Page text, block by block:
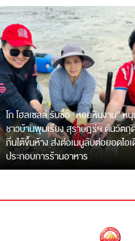
โก โฮลเซลล์ รับซื้อ “หอยหินงาม” ห
ชาวบ้านพุมเรียง สุราษฎร์ฯ ดันวัตถุ
ถิ่นใต้ขึ้นห้าง ส่งต่อเมนูลับต่อยอดไอ
ประกอบการร้านอาหาร